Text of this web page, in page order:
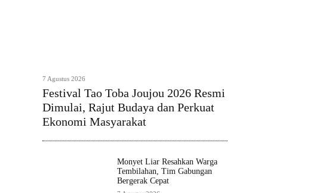
7 Agustus 2026
Festival Tao Toba Joujou 2026 Resmi
Dimulai, Rajut Budaya dan Perkuat
Ekonomi Masyarakat
Monyet Liar Resahkan Warga
Tembilahan, Tim Gabungan
Bergerak Cepat